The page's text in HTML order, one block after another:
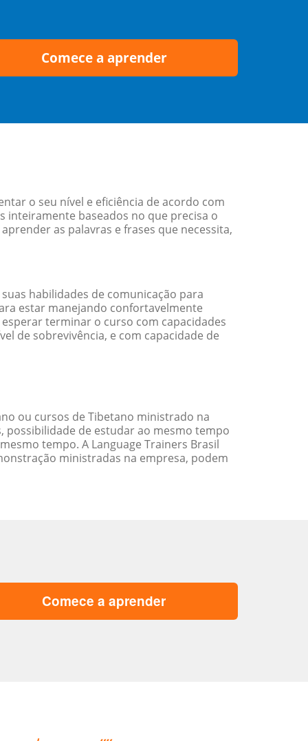
Comece a aprender
o seu nível e eficiência de acordo com
inteiramente baseados no que precisa o
as palavras e frases que necessita,
habilidades de comunicação para
estar manejando confortavelmente
terminar o curso com capacidades
de sobrevivência, e com capacidade de
ou cursos de Tibetano ministrado na
possibilidade de estudar ao mesmo tempo
tempo. A Language Trainers Brasil
ministradas na empresa, podem
Comece a aprender